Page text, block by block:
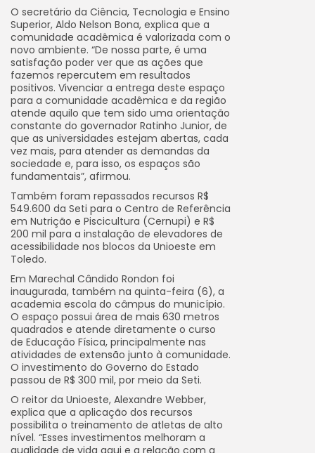
O secretário da Ciência, Tecnologia e Ensino
Superior, Aldo Nelson Bona, explica que a
comunidade acadêmica é valorizada com o
novo ambiente. “De nossa parte, é uma
satisfação poder ver que as ações que
fazemos repercutem em resultados
positivos. Vivenciar a entrega deste espaço
para a comunidade acadêmica e da região
atende aquilo que tem sido uma orientação
constante do governador Ratinho Junior, de
que as universidades estejam abertas, cada
vez mais, para atender as demandas da
sociedade e, para isso, os espaços são
fundamentais”, afirmou.
Também foram repassados recursos R$
549.600 da Seti para o Centro de Referência
em Nutrição e Piscicultura (Cernupi) e R$
200 mil para a instalação de elevadores de
acessibilidade nos blocos da Unioeste em
Toledo.
Em Marechal Cândido Rondon foi
inaugurada, também na quinta-feira (6), a
academia escola do câmpus do município.
O espaço possui área de mais 630 metros
quadrados e atende diretamente o curso
de Educação Física, principalmente nas
atividades de extensão junto à comunidade.
O investimento do Governo do Estado
passou de R$ 300 mil, por meio da Seti.
O reitor da Unioeste, Alexandre Webber,
explica que a aplicação dos recursos
possibilita o treinamento de atletas de alto
nível. “Esses investimentos melhoram a
qualidade de vida aqui e a relação com a